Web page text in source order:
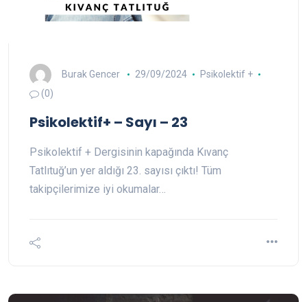
Burak Gencer 29/09/2024
Psikolektif +
(0)
Psikolektif+ – Sayı – 23
Psikolektif + Dergisinin kapağında Kıvanç
Tatlıtuğ’un yer aldığı 23. sayısı çıktı! Tüm
takipçilerimize iyi okumalar…